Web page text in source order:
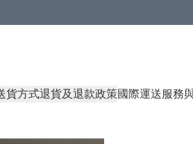
貨方式退貨及退款政策國際運送服務